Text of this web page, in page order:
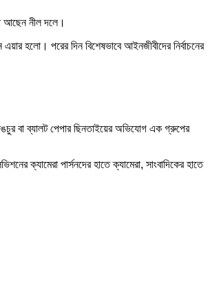
আছেন নীল দলে।
হলো। পরের দিন বিশেষভাবে আইনজীবীদের নির্বাচনের
বা ব্যালট পেপার ছিনতাইয়ের অভিযোগ এক গ্রুপের
ক্যামেরা পার্সনদের হাতে ক্যামেরা, সাংবাদিকের হাতে